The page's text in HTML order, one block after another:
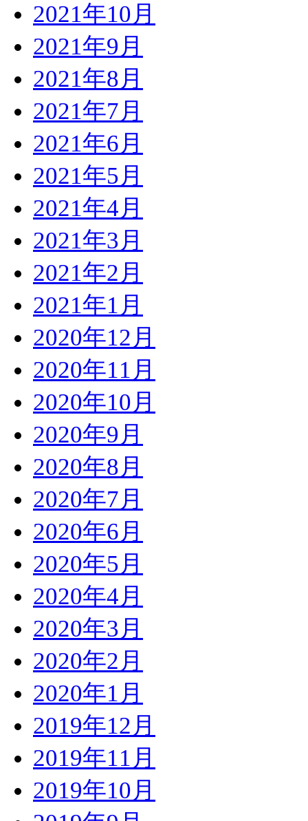
2021年10月
2021年9月
2021年8月
2021年7月
2021年6月
2021年5月
2021年4月
2021年3月
2021年2月
2021年1月
2020年12月
2020年11月
2020年10月
2020年9月
2020年8月
2020年7月
2020年6月
2020年5月
2020年4月
2020年3月
2020年2月
2020年1月
2019年12月
2019年11月
2019年10月